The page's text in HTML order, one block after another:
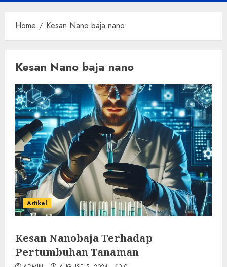
Home Kesan Nano baja nano
Kesan Nano baja nano
Artikel
Kesan Nanobaja Terhadap
Pertumbuhan Tanaman